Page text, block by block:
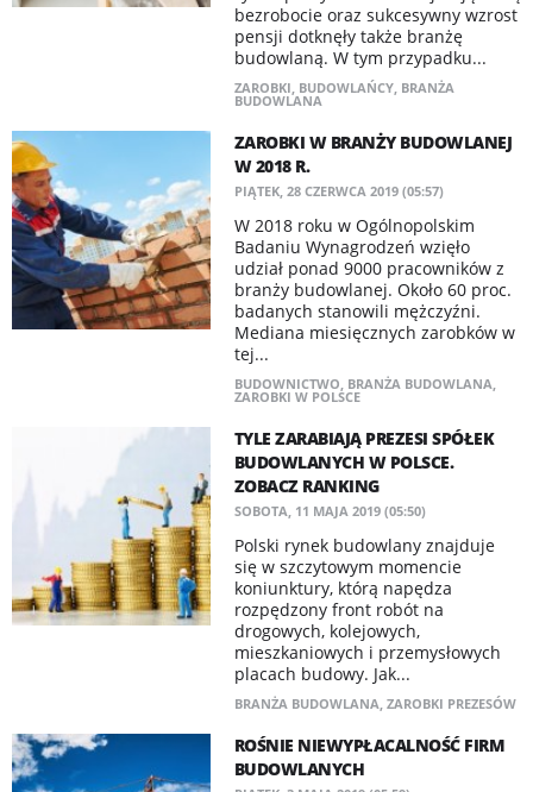
bezrobocie oraz sukcesywny wzrost
pensji dotknęły także branżę
budowlaną. W tym przypadku...
ZAROBKI, BUDOWLAŃCY, BRANŻA
BUDOWLANA
ZAROBKI W BRANŻY BUDOWLANEJ
W 2018 R.
PIĄTEK, 28 CZERWCA 2019 (05:57)
W 2018 roku w Ogólnopolskim
Badaniu Wynagrodzeń wzięło
udział ponad 9000 pracowników z
branży budowlanej. Około 60 proc.
badanych stanowili mężczyźni.
Mediana miesięcznych zarobków w
tej...
BUDOWNICTWO, BRANŻA BUDOWLANA,
ZAROBKI W POLSCE
TYLE ZARABIAJĄ PREZESI SPÓŁEK
BUDOWLANYCH W POLSCE.
ZOBACZ RANKING
SOBOTA, 11 MAJA 2019 (05:50)
Polski rynek budowlany znajduje
się w szczytowym momencie
koniunktury, którą napędza
rozpędzony front robót na
drogowych, kolejowych,
mieszkaniowych i przemysłowych
placach budowy. Jak...
BRANŻA BUDOWLANA, ZAROBKI PREZESÓW
ROŚNIE NIEWYPŁACALNOŚĆ FIRM
BUDOWLANYCH